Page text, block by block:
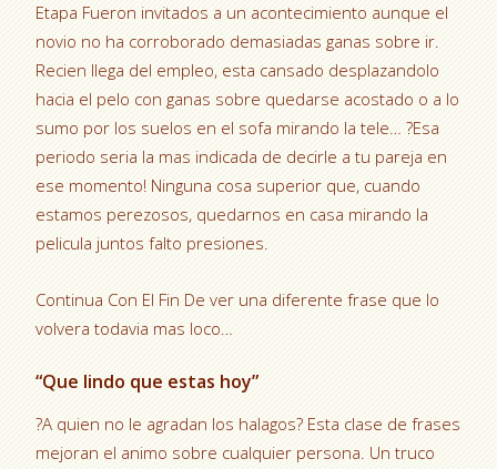
Etapa Fueron invitados a un acontecimiento aunque el
novio no ha corroborado demasiadas ganas sobre ir.
Recien llega del empleo, esta cansado desplazandolo
hacia el pelo con ganas sobre quedarse acostado o a lo
sumo por los suelos en el sofa mirando la tele… ?Esa
periodo seri­a la mas indicada de decirle a tu pareja en
ese momento! Ninguna cosa superior que, cuando
estamos perezosos, quedarnos en casa mirando la
pelicula juntos falto presiones.
Continua Con El Fin De ver una diferente frase que lo
volvera todavia mas loco…
“Que lindo que estas hoy”
?A quien no le agradan los halagos? Esta clase de frases
mejoran el animo sobre cualquier persona. Un truco